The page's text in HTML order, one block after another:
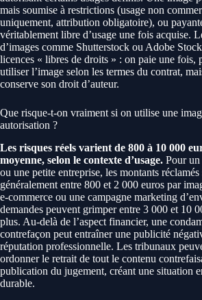
mais soumise à restrictions (usage non
uniquement, attribution obligatoire), ou
véritablement libre d’usage une fois acquise.
d’images comme Shutterstock ou Adobe
licences « libres de droits » : on paie une fois,
utiliser l’image selon les termes du contrat,
conserve son droit d’auteur.
Que risque-t-on vraiment si on utilise une
autorisation ?
Les risques réels varient de 800 à 10 000
moyenne, selon le contexte d’usage. Pour
ou une petite entreprise, les montants réclamés
généralement entre 800 et 2 000 euros par
e-commerce ou une campagne marketing
demandes peuvent grimper entre 3 000 et 10
plus. Au-delà de l’aspect financier, une
contrefaçon peut entraîner une publicité
réputation professionnelle. Les tribunaux
ordonner le retrait de tout le contenu
publication du jugement, créant une situation
durable.